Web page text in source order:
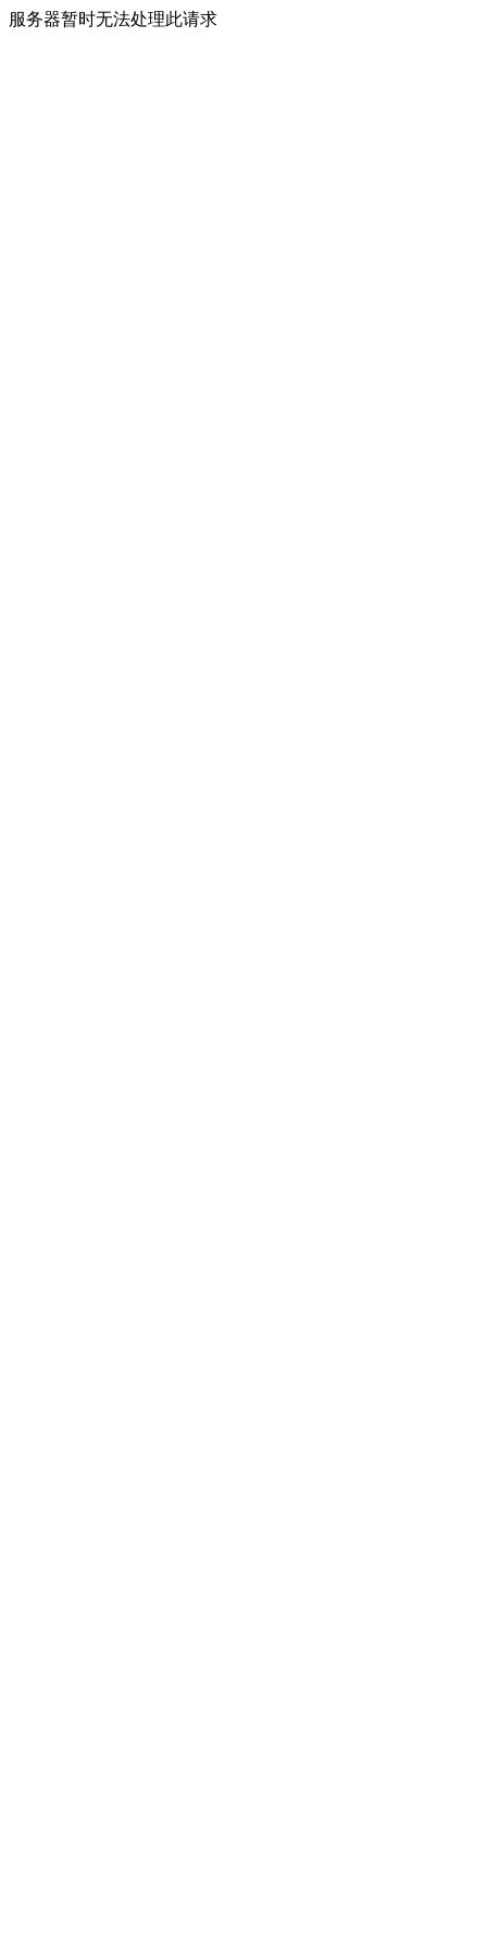
服务器暂时无法处理此请求